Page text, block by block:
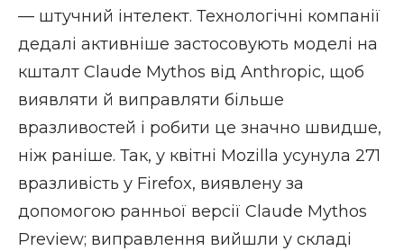
— штучний інтелект. Технологічні компанії
дедалі активніше застосовують моделі на
кшталт Claude Mythos від Anthropic, щоб
виявляти й виправляти більше
вразливостей і робити це значно швидше,
ніж раніше. Так, у квітні Mozilla усунула 271
вразливість у Firefox, виявлену за
допомогою ранньої версії Claude Mythos
Preview; виправлення вийшли у складі